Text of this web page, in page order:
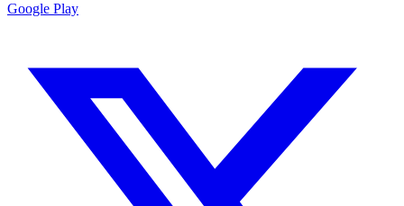
Google Play